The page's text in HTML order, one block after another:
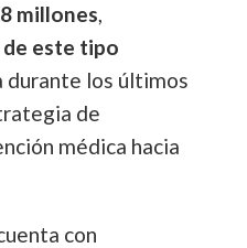
millones,
este tipo
durante los últimos
de
médica hacia
con